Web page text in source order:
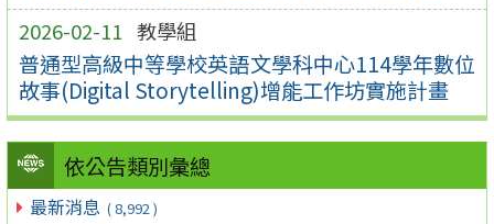
2026-02-11 教學組
普通型高級中等學校英語文學科中心114學年數位
故事(Digital Storytelling)增能工作坊實施計畫
依公告類別彙總
最新消息 ( 8,992 )